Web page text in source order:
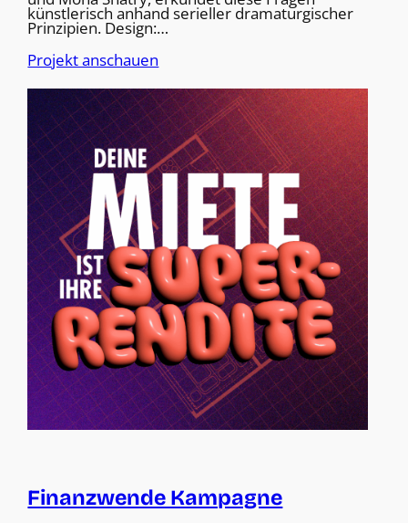
künstlerisch anhand serieller dramaturgischer
Prinzipien. Design:…
Projekt anschauen
Finanzwende Kampagne